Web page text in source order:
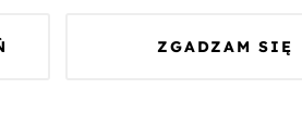
ZGADZAM SIĘ